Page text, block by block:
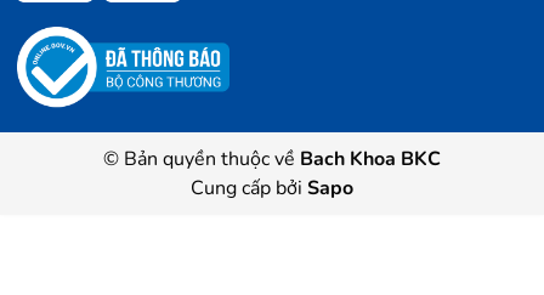
© Bản quyền thuộc về Bach Khoa BKC
Cung cấp bởi Sapo